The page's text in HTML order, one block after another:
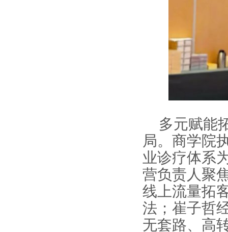
多元赋能
局。商学院
业诊疗体系
营负责人聚
线上流量拓
法；崔子哲
无套路、高